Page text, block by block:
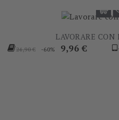
LAVORARE CON
Prezzo
24,90 € -60% Prezzo
9,96 €